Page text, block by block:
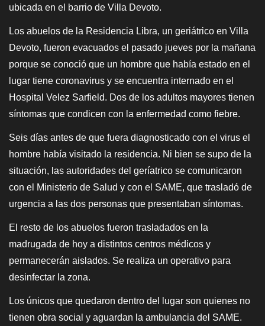
ubicada en el barrio de Villa Devoto.
Los abuelos de la Residencia Libra, un geriátrico en Villa
Devoto, fueron evacuados e l pasado jueves por la mañana
porque se conoció que un hombre que había estado en el
lugar tiene coronavirus y se encuentra internado en el
Hospital Velez Sarfield. Dos de los adultos mayores tienen
síntomas que condicen con la enfermedad como fiebre.
Seis días antes de que fuera diagnosticado con el virus el
hombre había visitado la residencia. Ni bien se supo de la
situación, las autoridades del geríatrico se comunicaron
con el Ministerio de Salud y con el SAME, que trasladó de
urgencia a las dos personas que presentaban síntomas.
El resto de los abuelos fueron trasladados en la
madrugada de hoy a distintos centros médicos y
permanecerán aislados. Se realiza un operativo para
desinfectar la zona.
Los únicos que quedaron dentro del lugar son quienes no
tienen obra social y aguardan la ambulancia del SAME.